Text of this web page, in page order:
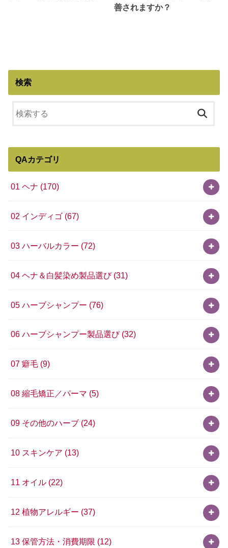
善されますか？
検索
QAカテゴリ
01 ヘナ (170)
02 インディゴ (67)
03 ハーバルカラー (72)
04 ヘナ＆白髪染め製品選び (31)
05 ハーブシャンプー (76)
06 ハーブシャンプー製品選び (32)
07 癖毛 (9)
08 縮毛矯正／パーマ (5)
09 その他のハーブ (24)
10 スキンケア (13)
11 オイル (22)
12 植物アレルギー (37)
13 保管方法・消費期限 (12)